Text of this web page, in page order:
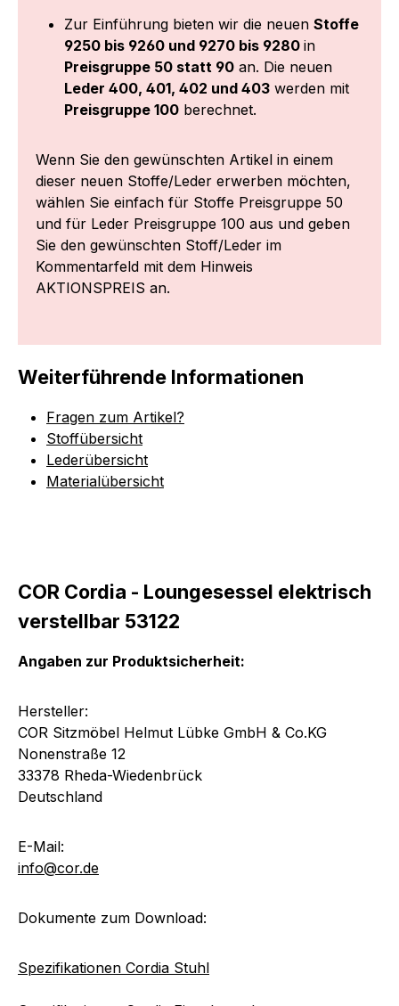
Zur Einführung bieten wir die neuen Stoffe
9250 bis 9260 und 9270 bis 9280 in
Preisgruppe 50 statt 90 an. Die neuen
Leder 400, 401, 402 und 403 werden mit
Preisgruppe 100 berechnet.
Wenn Sie den gewünschten Artikel in einem
dieser neuen Stoffe/Leder erwerben möchten,
wählen Sie einfach für Stoffe Preisgruppe 50
und für Leder Preisgruppe 100 aus und geben
Sie den gewünschten Stoff/Leder im
Kommentarfeld mit dem Hinweis
AKTIONSPREIS an.
Weiterführende Informationen
Fragen zum Artikel?
Stoffübersicht
Lederübersicht
Materialübersicht
COR Cordia - Loungesessel elektrisch
verstellbar 53122
Angaben zur Produktsicherheit:
Hersteller:
COR Sitzmöbel Helmut Lübke GmbH & Co.KG
Nonenstraße 12
33378 Rheda-Wiedenbrück
Deutschland
E-Mail:
info@cor.de
Dokumente zum Download:
Spezifikationen Cordia Stuhl